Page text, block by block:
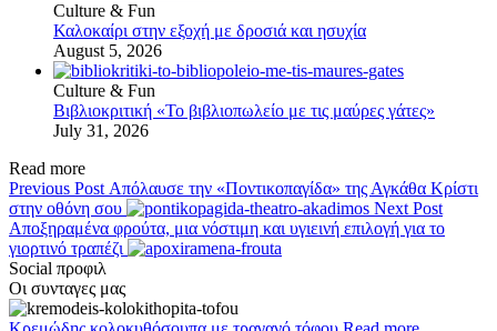
Culture & Fun
Καλοκαίρι στην εξοχή με δροσιά και ησυχία
August 5, 2026
Culture & Fun
Βιβλιοκριτική «Το βιβλιοπωλείο με τις μαύρες γάτες»
July 31, 2026
Read more
Previous Post Απόλαυσε την «Ποντικοπαγίδα» της Αγκάθα Κρίστι
στην οθόνη σου
Next Post
Αποξηραμένα φρούτα, μια νόστιμη και υγιεινή επιλογή για το
γιορτινό τραπέζι
Social προφιλ
Οι συνταγες μας